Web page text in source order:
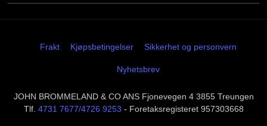
Frakt Kjøpsbetingelser Sikkerhet og personvern
Nyhetsbrev
JOHN BROMMELAND & CO ANS Fjonevegen 4 3855 Treungen
Tlf. 4731 7677/4726 9253 - Foretaksregisteret 957303668